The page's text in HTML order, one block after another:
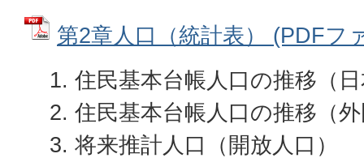
第2章人口（統計表） (PDFフ
住民基本台帳人口の推移（
住民基本台帳人口の推移（
将来推計人口（開放人口）